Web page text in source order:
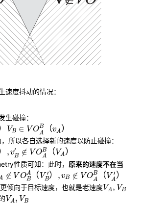
速度抖动的情况：
生碰撞：
VB ∈ VOB
A
（vA ）
B）VB∈VO B （
所以各自选择新的速度以防止碰撞：
, v′
B ∉ VOB
A
（VA）
B ）,vB∉VOAB（VA）
性质可知：此时， 原来的速度不在当
∉ V OA
B
（ V ′
B） , vB ∉ VOB
A
（ V ′
A ）
A∉VOBA（VB′ ） vB∉VOAB（V
倾向于目标速度，也就是老速度VA, VB
VA,VB
VA, VB
VA VB